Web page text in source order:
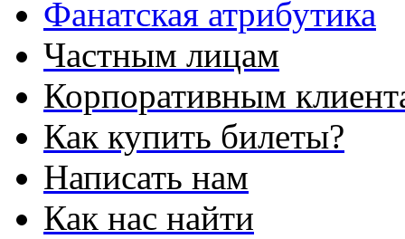
Фанатская атрибутика
Частным лицам
Корпоративным
Как купить билеты?
Написать нам
Как нас найти